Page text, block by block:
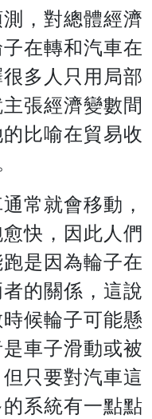
，對總體經濟
在轉和汽車在
多人只用局部
張經濟變數間
比喻在貿易收
常就會移動，
快，因此人們
是因為輪子在
的關係，這說
候輪子可能懸
車子滑動或被
只要對汽車這
系統有一點點